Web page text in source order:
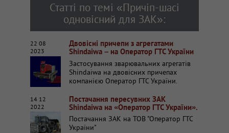
Статті по темі «Причіп-шасі
одновісний для ЗАК»:
22 08
2023
Двовісні причепи з агрегатами
Shindaiwa – на Оператор ГТС України
Застосування зварювальних агрегатів
Shindaiwa на двовісних причепах
компанією Оператор ГТС України.
14 12
2022
Постачання пересувних ЗАК
Shindaiwa на «Оператор ГТС України».
Постачання ЗАК на ТОВ "Оператор ГТС
України"